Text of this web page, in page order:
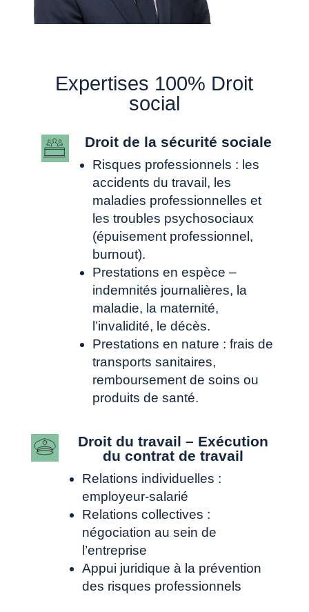
Expertises 100% Droit
social
Droit de la sécurité sociale
Risques professionnels : les
accidents du travail, les
maladies professionnelles et
les troubles psychosociaux
(épuisement professionnel,
burnout).
Prestations en espèce –
indemnités journalières, la
maladie, la maternité,
l’invalidité, le décès.
Prestations en nature : frais de
transports sanitaires,
remboursement de soins ou
produits de santé.
Droit du travail – Exécution
du contrat de travail
Relations individuelles :
employeur-salarié
Relations collectives :
négociation au sein de
l’entreprise
Appui juridique à la prévention
des risques professionnels